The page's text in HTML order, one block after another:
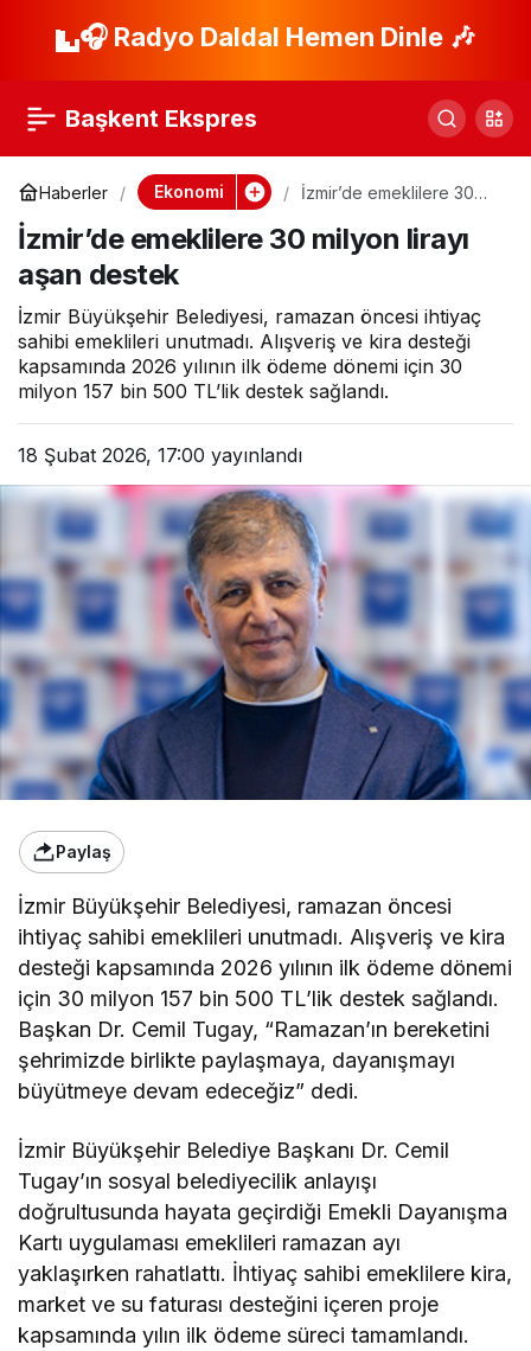
🎧 Radyo Daldal Hemen Dinle 🎶
Başkent Ekspres
Haberler Ekonomi
İzmir’de emeklilere 30
İzmir’de emeklilere 30 milyon lirayı
aşan destek
İzmir Büyükşehir Belediyesi, ramazan öncesi ihtiyaç
sahibi emeklileri unutmadı. Alışveriş ve kira desteği
kapsamında 2026 yılının ilk ödeme dönemi için 30
milyon 157 bin 500 TL’lik destek sağlandı.
18 Şubat 2026, 17:00 yayınlandı
Paylaş
İzmir Büyükşehir Belediyesi, ramazan öncesi
ihtiyaç sahibi emeklileri unutmadı. Alışveriş ve kira
desteği kapsamında 2026 yılının ilk ödeme dönemi
için 30 milyon 157 bin 500 TL’lik destek sağlandı.
Başkan Dr. Cemil Tugay, “Ramazan’ın bereketini
şehrimizde birlikte paylaşmaya, dayanışmayı
büyütmeye devam edeceğiz” dedi.
İzmir Büyükşehir Belediye Başkanı Dr. Cemil
Tugay’ın sosyal belediyecilik anlayışı
doğrultusunda hayata geçirdiği Emekli Dayanışma
Kartı uygulaması emeklileri ramazan ayı
yaklaşırken rahatlattı. İhtiyaç sahibi emeklilere kira,
market ve su faturası desteğini içeren proje
kapsamında yılın ilk ödeme süreci tamamlandı.
Bakan Kurum,
Belediye Başkanı
Burcu Köksal’ı kabul
etti
Paylaş